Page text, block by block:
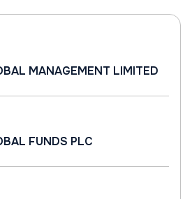
MANAGEMENT LIMITED
FUNDS PLC